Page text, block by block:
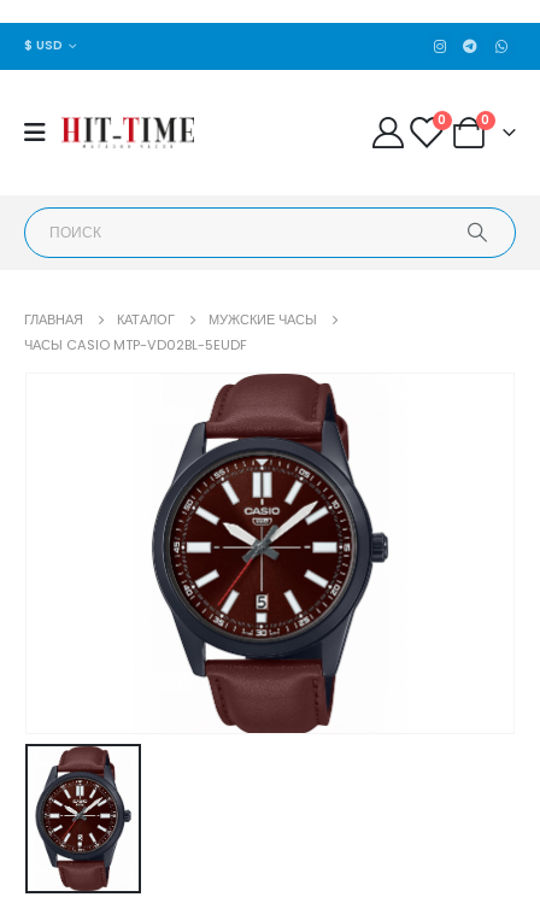
$ USD
0 0
ГЛАВНАЯ КАТАЛОГ
МУЖСКИЕ ЧАСЫ
ЧАСЫ CASIO MTP-VD02BL-5EUDF